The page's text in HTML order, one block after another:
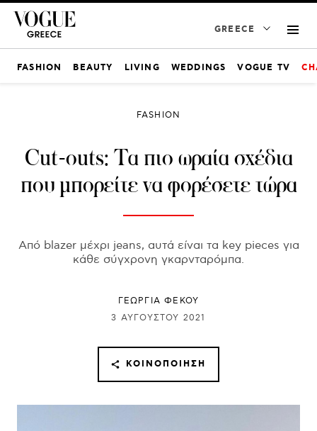
GREECE
FASHION BEAUTY LIVING WEDDINGS VOGUE TV
FASHION
Cut-outs: Τα πιο ωραία σχέδια
που μπορείτε να φορέσετε τώρα
Από blazer μέχρι jeans, αυτά είναι τα key pieces για
κάθε σύγχρονη γκαρνταρόμπα.
ΓΕΩΡΓΙΑ ΦΕΚΟΥ
3 ΑΥΓΟΎΣΤΟΥ 2021
ΚΟΙΝΟΠΟΊΗΣΗ